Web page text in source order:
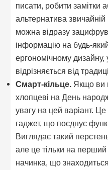
писати, робити замітки
альтернатива звичайній
можна відразу
інформацію на будь-
ергономічному дизайну,
відрізняється від
Смарт-кільце. Якщо ви
хлопцеві на День
увагу на цей варіант.
гаджет, що поєднує
Виглядає такий
але це тільки на
начинка, що